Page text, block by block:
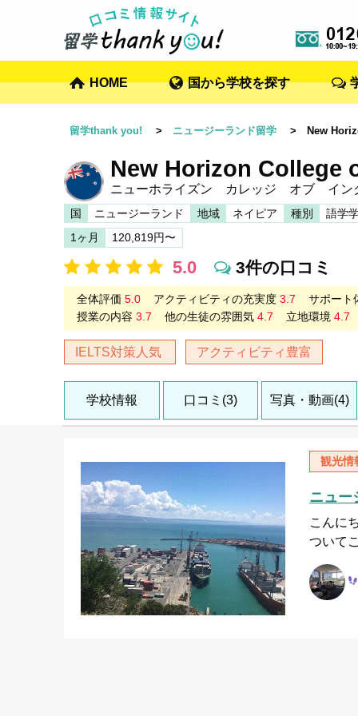
HOME 国から学校を探す
留学thank you! > ニュージーランド留学 > New
New Horizon College
ニューホライズン カレッジ オブ イン
国 ニュージーランド 地域 ネイピア 種別 語学
1ヶ月
120,819円〜
5.0 3件の口コミ
全体評価 5.0 アクティビティの充実度 3.7 サポート
授業の内容 3.7 他の生徒の雰囲気 4.7 立地環境 4.7
IELTS対策人気 アクティビティ豊富
学校情報 口コミ(3) 写真・動画(4)
観光情
ニュー
こんに
ついて